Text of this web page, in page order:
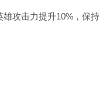
攻击力提升10%，保持